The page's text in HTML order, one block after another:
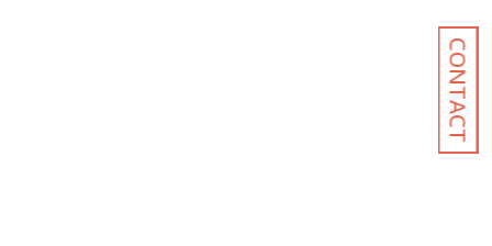
CONTACT